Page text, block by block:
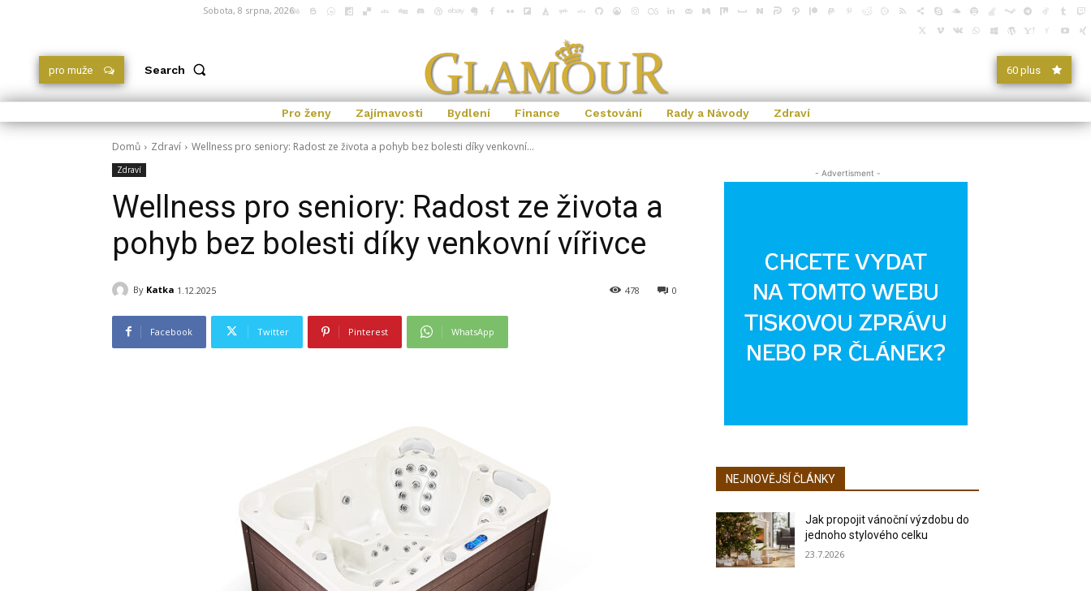
Sobota, 8 srpna, 2026
pro muže Search 60 plus
Pro ženy Zajímavosti Bydlení Finance Cestování Rady a Návody Zdraví
Domů Zdraví Wellness pro seniory: Radost ze života a pohyb bez bolesti díky venkovní...
Zdraví
Wellness pro seniory: Radost ze života a
pohyb bez bolesti díky venkovní vířivce
By Katka 1.12.2025 0
478
Facebook Twitter Pinterest WhatsApp
- Advertisment -
NEJNOVĚJŠÍ ČLÁNKY
Jak propojit vánoční výzdobu do
jednoho stylového celku
23.7.2026